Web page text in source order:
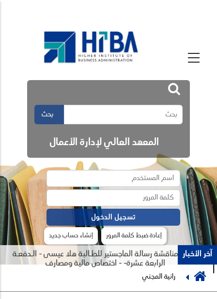
بحث
المعهد العالي لإدارة الأعمال
إنشاء حساب جديد إعادة ضبط كلمة المرور
آخر الأخبار
جلسة مناقشة رسالة الماجستير للطـالبة هلا عيسى - الـدفعـة
الرابعة عشرة- - اختصاص مالية ومصارف
Previous
Next
Breadcrumb
رانية المجني